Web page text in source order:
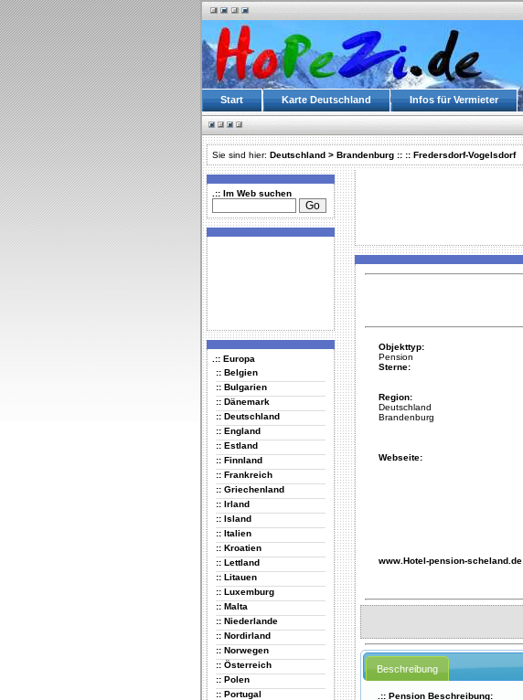
Start Karte Deutschland Infos für Vermieter
Sie sind hier: Deutschland > Brandenburg :: :: Fredersdorf-Vogelsdorf
.:: Im Web suchen
.:: Europa
:: Belgien
:: Bulgarien
:: Dänemark
:: Deutschland
:: England
:: Estland
:: Finnland
:: Frankreich
:: Griechenland
:: Irland
:: Island
:: Italien
:: Kroatien
:: Lettland
:: Litauen
:: Luxemburg
:: Malta
:: Niederlande
:: Nordirland
:: Norwegen
:: Österreich
:: Polen
:: Portugal
Objekttyp:
Pension
Sterne:
Region:
Deutschland
Brandenburg
Webseite:
www.Hotel-pension-scheland.de
Beschreibung
.:: Pension Beschreibung: